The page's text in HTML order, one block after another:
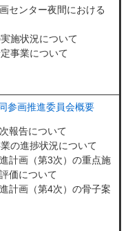
センター夜間における
施状況について
事業について
参画推進委員会概要
報告について
の進捗状況について
計画（第3次）の重点施
価について
計画（第4次）の骨子案